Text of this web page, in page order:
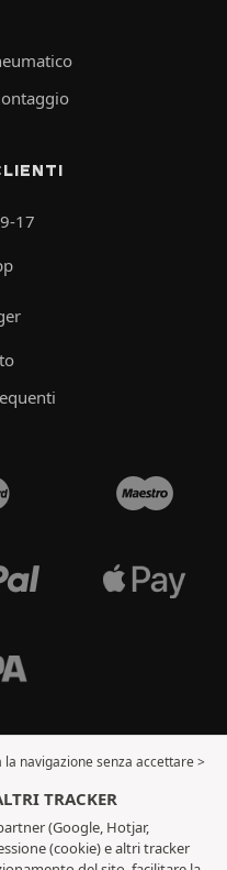
17
la navigazione senza accettare >
TRACKER
(Google, Hotjar,
(cookie) e altri tracker